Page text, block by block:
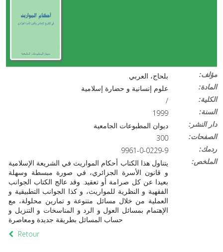
:مؤلف
بلحاج، العربي
:المادة
علوم إنسانية و حضارة إسلامية
:الكلية
/
:السنة
1999
:دار النشر
ديوان المطبوعات الجامعية
:الصفحات
300
:ردمك
9961-0-0229-9
:الملخص
يتناول هذا الكتاب أحكام المواريث في الشريعة الإسلامية
و قانون الأسرة الجزائري، في صورة مبسطة وسهلة
بعيدا عن كل صرامة أو تعقيد. وقد عالج الكتاب الجوانب
الفقهية و النظرية للمواريث، و كذا الجوانب التطبيقية و
العملية من خلال مسائل متنوعة و تمارين محلولة، مع
الإهتمام بمسائل العول و الرد و المناسخات و التنزيل و
حساب المسائل بطريقة جديدة ومعاصرة
Retour